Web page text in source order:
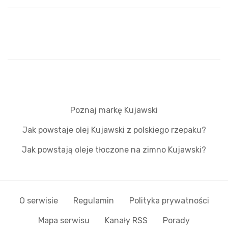
Poznaj markę Kujawski
Jak powstaje olej Kujawski z polskiego rzepaku?
Jak powstają oleje tłoczone na zimno Kujawski?
O serwisie Regulamin Polityka prywatności
Mapa serwisu Kanały RSS Porady